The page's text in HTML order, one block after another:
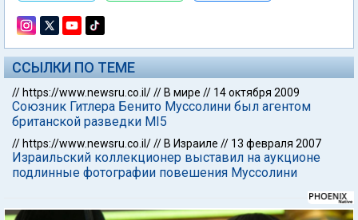
ССЫЛКИ ПО ТЕМЕ
// https://www.newsru.co.il/// В мире // 14 октября 2009
Союзник Гитлера Бенито Муссолини был агентом
британской разведки MI5
// https://www.newsru.co.il/// В Израиле // 13 февраля 2007
Израильский коллекционер выставил на аукционе
подлинные фотографии повешения Муссолини